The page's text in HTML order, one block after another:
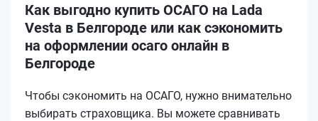
Как выгодно купить ОСАГО на Lada
Vesta в Белгороде или как сэкономить
на оформлении осаго онлайн в
Белгороде
Чтобы сэкономить на ОСАГО, нужно внимательно
выбирать страховщика. Вы можете сравнивать